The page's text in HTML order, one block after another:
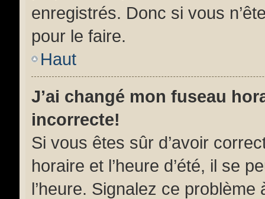
enregistrés. Donc si vous
pour le faire.
Haut
J’ai changé mon fuseau
incorrecte!
Si vous êtes sûr d’avoir
horaire et l’heure d’été, il se
l’heure. Signalez ce problème